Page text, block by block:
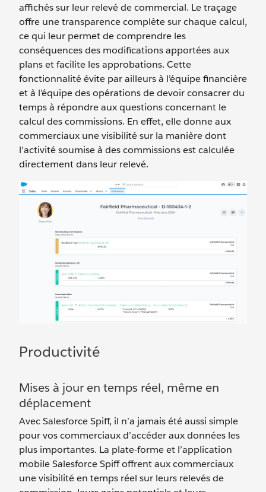
affichés sur leur relevé de commercial. Le traçage
offre une transparence complète sur chaque calcul,
ce qui leur permet de comprendre les
conséquences des modifications apportées aux
plans et facilite les approbations. Cette
fonctionnalité évite par ailleurs à l’équipe financière
et à l’équipe des opérations de devoir consacrer du
temps à répondre aux questions concernant le
calcul des commissions. En effet, elle donne aux
commerciaux une visibilité sur la manière dont
l’activité soumise à des commissions est calculée
directement dans leur relevé.
Productivité
Mises à jour en temps réel, même en
déplacement
Avec Salesforce Spiff, il n’a jamais été aussi simple
pour vos commerciaux d’accéder aux données les
plus importantes. La plate-forme et l’application
mobile Salesforce Spiff offrent aux commerciaux
une visibilité en temps réel sur leurs relevés de